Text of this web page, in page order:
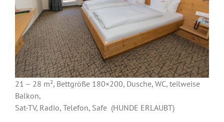
21 – 28 m², Bettgröße 180×200, Dusche, WC, teilweise
Balkon,
Sat-TV, Radio, Telefon, Safe (HUNDE ERLAUBT)